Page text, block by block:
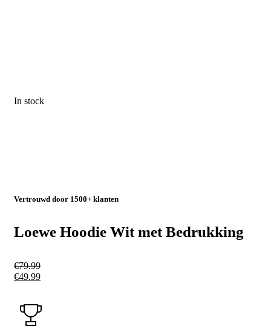
In stock
Vertrouwd door 1500+ klanten
Loewe Hoodie Wit met Bedrukking
€79.99
€49.99